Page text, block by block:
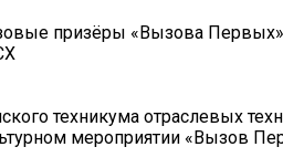
призёры «Вызова
техникума отраслевых
мероприятии «Вызов